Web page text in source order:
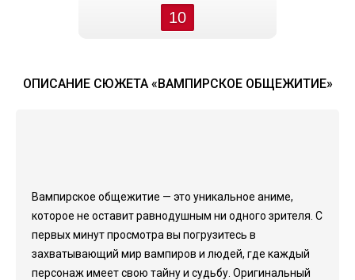
10
ОПИСАНИЕ СЮЖЕТА «ВАМПИРСКОЕ ОБЩЕЖИТИЕ»
Вампирское общежитие — это уникальное аниме,
которое не оставит равнодушным ни одного зрителя. С
первых минут просмотра вы погрузитесь в
захватывающий мир вампиров и людей, где каждый
персонаж имеет свою тайну и судьбу. Оригинальный